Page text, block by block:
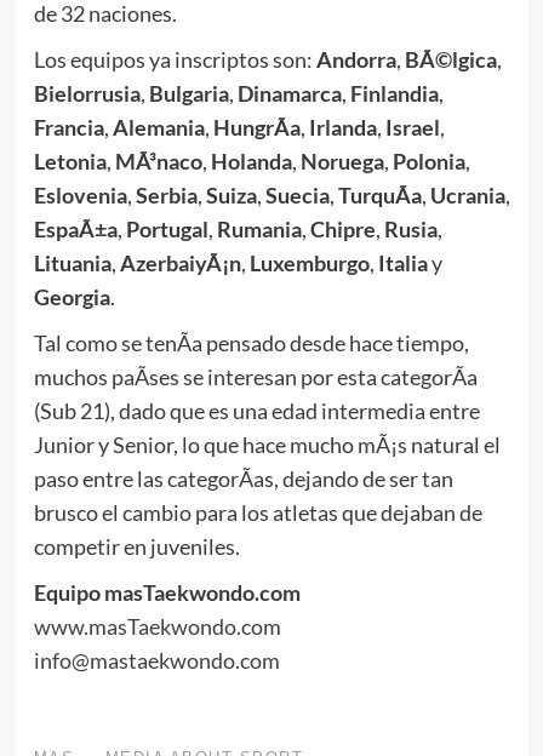
de 32 naciones.
Los equipos ya inscriptos son:Andorra, BÃ©lgica,
Bielorrusia, Bulgaria, Dinamarca, Finlandia,
Francia,Alemania, HungrÃ­a, Irlanda, Israel,
Letonia, MÃ³naco, Holanda, Noruega, Polonia,
Eslovenia,Serbia,Suiza,Suecia,TurquÃ­a, Ucrania,
EspaÃ±a, Portugal, Rumania,Chipre, Rusia,
Lituania,AzerbaiyÃ¡n, Luxemburgo, Italiay
Georgia.
Tal como se tenÃ­a pensado desde hace tiempo,
muchos paÃ­ses se interesan por esta categorÃ­a
(Sub 21), dado que es una edad intermedia entre
Junior y Senior, lo que hace mucho mÃ¡s natural el
paso entre las categorÃ­as, dejando de ser tan
brusco el cambio para los atletas que dejaban de
competir en juveniles.
Equipo masTaekwondo.com
www.masTaekwondo.com
info@mastaekwondo.com